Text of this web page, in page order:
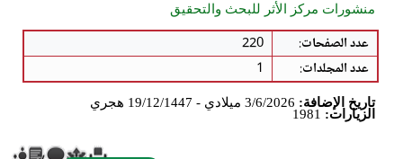
منشورات مركز الأثر للبحث والتحقيق
عدد الصفحات:
220
عدد المجلدات:
1
تاريخ الإضافة: 3/6/2026 ميلادي - 19/12/1447 هجري
الزيارات: 1981